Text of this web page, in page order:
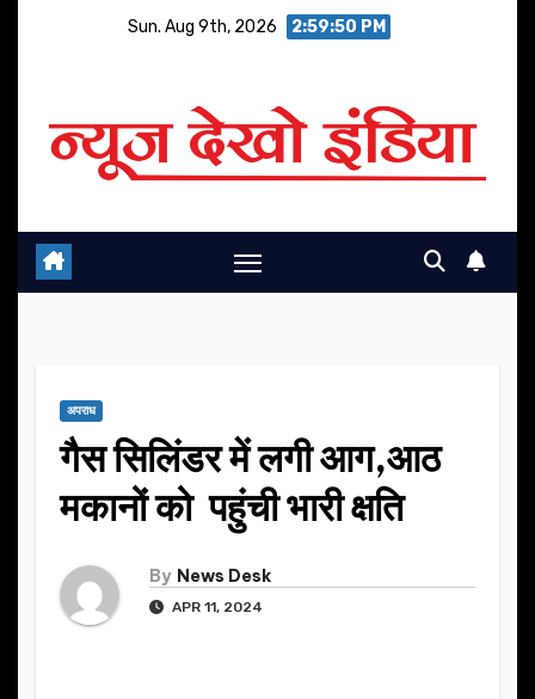
Sun. Aug 9th, 2026 2:59:51 PM
अपराध
गैस सिलिंडर में लगी आग,आठ
मकानों को पहुंची भारी क्षति
By News Desk
APR 11, 2024